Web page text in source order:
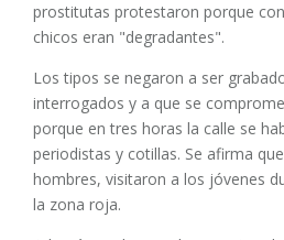
prostitutas protestaron porque
chicos eran "degradantes".
Los tipos se negaron a ser
interrogados y a que se
porque en tres horas la calle se
periodistas y cotillas. Se afirma
hombres, visitaron a los jóvenes
la zona roja.